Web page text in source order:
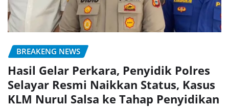
BREAKENG NEWS
Hasil Gelar Perkara, Penyidik Polres
Selayar Resmi Naikkan Status, Kasus
KLM Nurul Salsa ke Tahap Penyidikan